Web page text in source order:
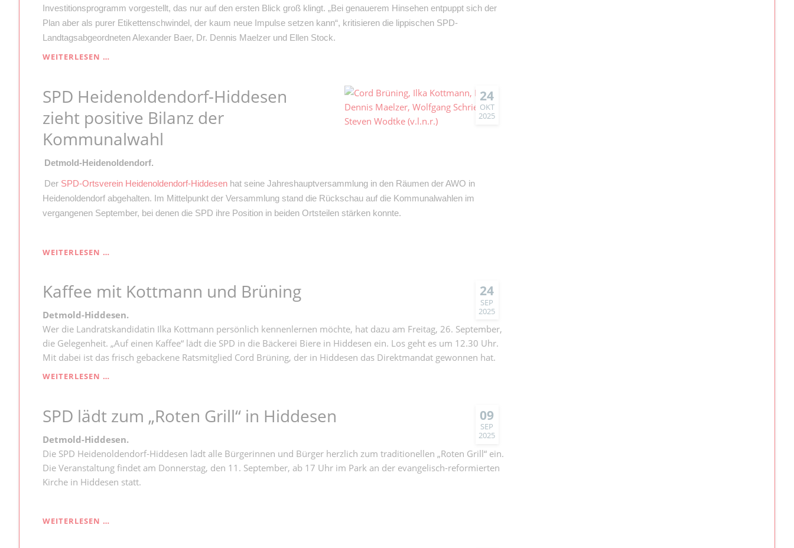
Investitionsprogramm vorgestellt, das nur auf den ersten Blick groß klingt. „Bei genauerem Hinsehen entpuppt sich der
Plan aber als purer Etikettenschwindel, der kaum neue Impulse setzen kann“, kritisieren die lippischen SPD-
Landtagsabgeordneten Alexander Baer, Dr. Dennis Maelzer und Ellen Stock.
WEITERLESEN …
HENDRIK
WÜST
BEDEUTET
FÜR
DEN
LIPPE
MINUS“
24
OKT
2025
SPD Heidenoldendorf-Hiddesen
zieht positive Bilanz der
Kommunalwahl
Detmold-Heidenoldendorf.
Der SPD-Ortsverein Heidenoldendorf-Hiddesen hat seine Jahreshauptversammlung in den Räumen der AWO in
Heidenoldendorf abgehalten. Im Mittelpunkt der Versammlung stand die Rückschau auf die Kommunalwahlen im
vergangenen September, bei denen die SPD ihre Position in beiden Ortsteilen stärken konnte.
WEITERLESEN …
ZIEHT
POSITIVE
KOMMUNALWAHL
24
SEP
2025
Kaffee mit Kottmann und Brüning
Detmold-Hiddesen.
Wer die Landratskandidatin Ilka Kottmann persönlich kennenlernen möchte, hat dazu am Freitag, 26. September,
die Gelegenheit. „Auf einen Kaffee“ lädt die SPD in die Bäckerei Biere in Hiddesen ein. Los geht es um 12.30 Uhr.
Mit dabei ist das frisch gebackene Ratsmitglied Cord Brüning, der in Hiddesen das Direktmandat gewonnen hat.
WEITERLESEN …
UND
BRÜNING
09
SEP
2025
SPD lädt zum „Roten Grill“ in Hiddesen
Detmold-Hiddesen.
Die SPD Heidenoldendorf-Hiddesen lädt alle Bürgerinnen und Bürger herzlich zum traditionellen „Roten Grill“ ein.
Die Veranstaltung findet am Donnerstag, den 11. September, ab 17 Uhr im Park an der evangelisch-reformierten
Kirche in Hiddesen statt.
WEITERLESEN …